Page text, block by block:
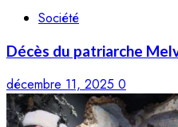
Société
Décès du patriarche
décembre 11, 2025 0